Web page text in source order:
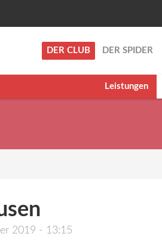
DER CLUB
Leistungen
DER SPIDER
2019 - 13:15